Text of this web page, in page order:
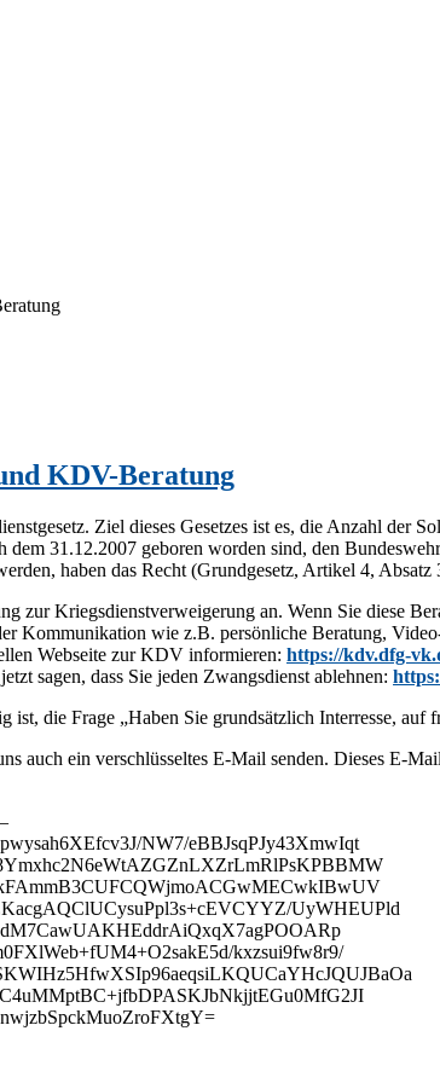
KDV-Beratung
Ziel dieses Gesetzes ist es, die Anzahl
dem 31.12.2007 geboren worden sind, den
haben das Recht (Grundgesetz, Artikel 4,
zur Kriegsdienstverweigerung an. Wenn Sie diese
Kommunikation wie z.B. persönliche Beratung,
Webseite zur KDV informieren: https://kdv.dfg-
sagen, dass Sie jeden Zwangsdienst ablehnen:
ist, die Frage „Haben Sie grundsätzlich Interresse,
auch ein verschlüsseltes E-Mail senden. Dieses E-
NW7/eBBJsqPJy43XmwIqt
UyWHEUPld
kxzsui9fw8r9/